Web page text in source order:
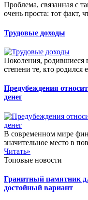
Проблема, связанная с
очень проста: тот факт,
Трудовые доходы
Поколения, родившиеся
степени те, кто родился
Предубеждения
денег
В современном мире
значительное место в
Читать»
Топовые новости
Гранитный памятник
достойный вариант